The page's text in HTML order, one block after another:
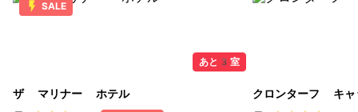
SALE
あと3室
ザ マリナー ホテル クロンターフ キ